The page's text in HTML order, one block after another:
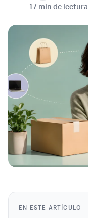
17 min de lectura
EN ESTE ARTÍCULO